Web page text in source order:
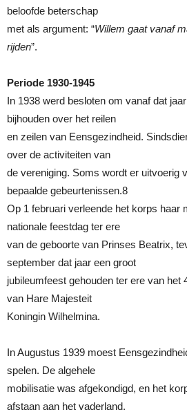
beloofde beterschap
met als argument: “Willem gaat vanaf
rijden”.
Periode 1930-1945
In 1938 werd besloten om vanaf dat
bijhouden over het reilen
en zeilen van Eensgezindheid.
over de activiteiten van
de vereniging. Soms wordt er uitvoerig
bepaalde gebeurtenissen.8
Op 1 februari verleende het korps haar
nationale feestdag ter ere
van de geboorte van Prinses Beatrix,
september dat jaar een groot
jubileumfeest gehouden ter ere van het
van Hare Majesteit
Koningin Wilhelmina.
In Augustus 1939 moest
spelen. De algehele
mobilisatie was afgekondigd, en het
afstaan aan het vaderland.